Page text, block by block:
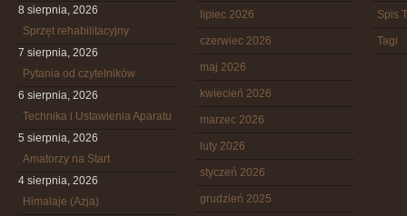
8 sierpnia, 2026
Sprzęt rehabilitacyjny
7 sierpnia, 2026
Pytania od czytelników
6 sierpnia, 2026
Technika i Ustawienia Aparatu
5 sierpnia, 2026
Amatorzy na Start
4 sierpnia, 2026
Himalaje (Azja)
lipiec 2026
czerwiec 2026
maj 2026
kwiecień 2026
marzec 2026
luty 2026
styczeń 2026
grudzień 2025
Spis
Tagi